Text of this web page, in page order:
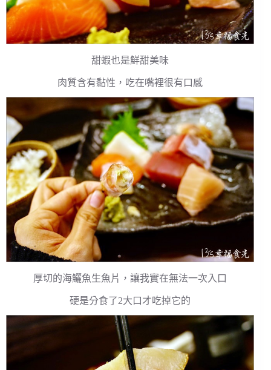
甜蝦也是鮮甜美味
肉質含有黏性，吃在嘴裡很有口感
厚切的海鱺魚生魚片，讓我實在無法一次入口
硬是分食了2大口才吃掉它的